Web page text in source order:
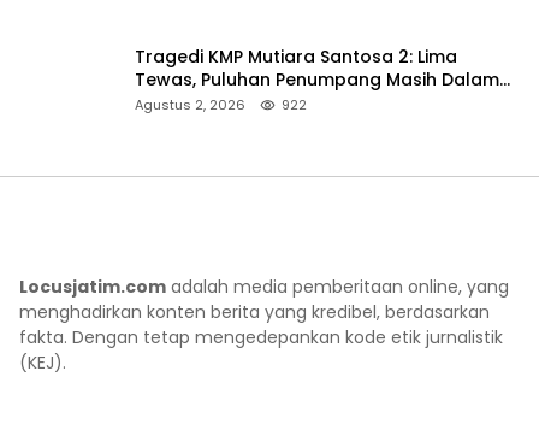
Tragedi KMP Mutiara Santosa 2: Lima
Tewas, Puluhan Penumpang Masih Dalam
Pencarian
Agustus 2, 2026 922
Locusjatim.com adalah media pemberitaan online, yang
menghadirkan konten berita yang kredibel, berdasarkan
fakta. Dengan tetap mengedepankan kode etik jurnalistik
(KEJ).